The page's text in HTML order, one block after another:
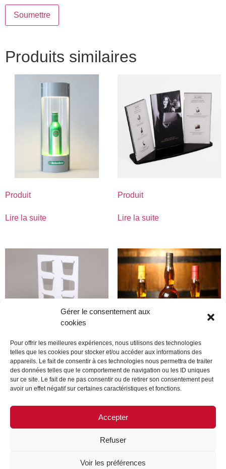
Gérer le consentement aux
cookies
Pour offrir les meilleures expériences, nous utilisons des technologies
telles que les cookies pour stocker et/ou accéder aux informations des
appareils. Le fait de consentir à ces technologies nous permettra de traiter
des données telles que le comportement de navigation ou les ID uniques
sur ce site. Le fait de ne pas consentir ou de retirer son consentement peut
avoir un effet négatif sur certaines caractéristiques et fonctions.
Accepter
Refuser
Voir les préférences
Produits similaires
Produit
Lire la suite
Produit
Lire la suite
Produit
Lire la suite
Produit
Lire la suite